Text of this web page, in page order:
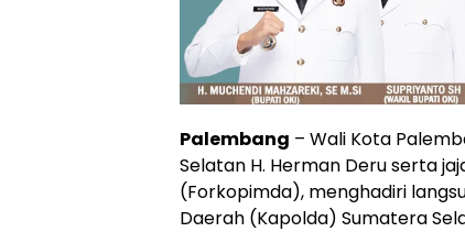
Palembang – Wali Kota
Selatan H. Herman Deru serta
(Forkopimda), menghadiri
Daerah (Kapolda) Sumatera